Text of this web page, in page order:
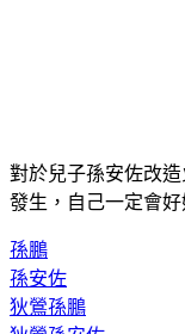
對於兒子孫安佐改
發生，自己一定會好
孫鵬
孫安佐
狄鶯孫鵬